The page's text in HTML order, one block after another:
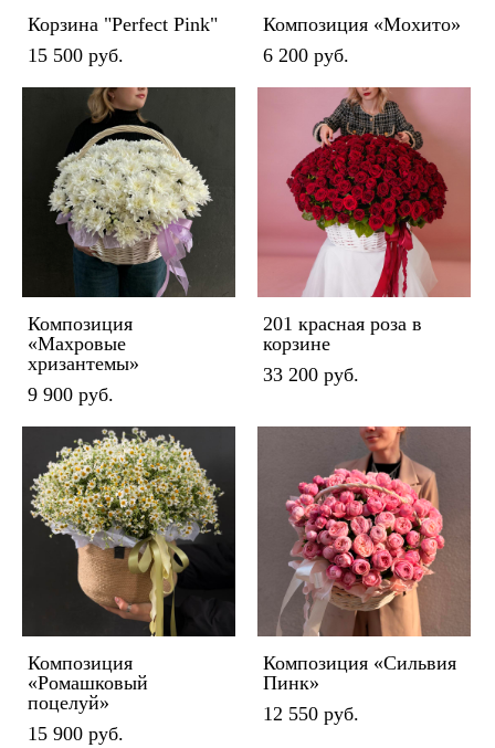
Корзина "Perfect Pink"
15 500 pуб.
Композиция «Мохито»
6 200 pуб.
Композиция
«Махровые
хризантемы»
9 900 pуб.
201 красная роза в
корзине
33 200 pуб.
Композиция
«Ромашковый
поцелуй»
15 900 pуб.
Композиция «Сильвия
Пинк»
12 550 pуб.